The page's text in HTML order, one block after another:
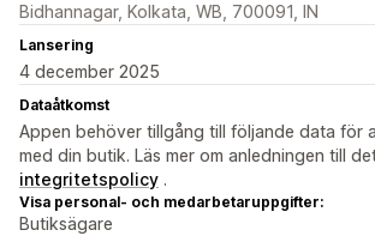
Bidhannagar, Kolkata, WB, 700091, IN
Lansering
4 december 2025
Dataåtkomst
Appen behöver tillgång till följande data för
med din butik. Läs mer om anledningen till
integritetspolicy .
Visa personal- och medarbetaruppgifter:
Butiksägare